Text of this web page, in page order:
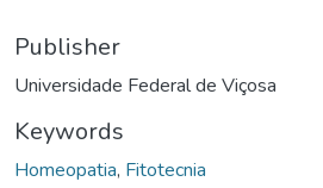
Publisher
Universidade Federal de Viçosa
Keywords
Homeopatia, Fitotecnia